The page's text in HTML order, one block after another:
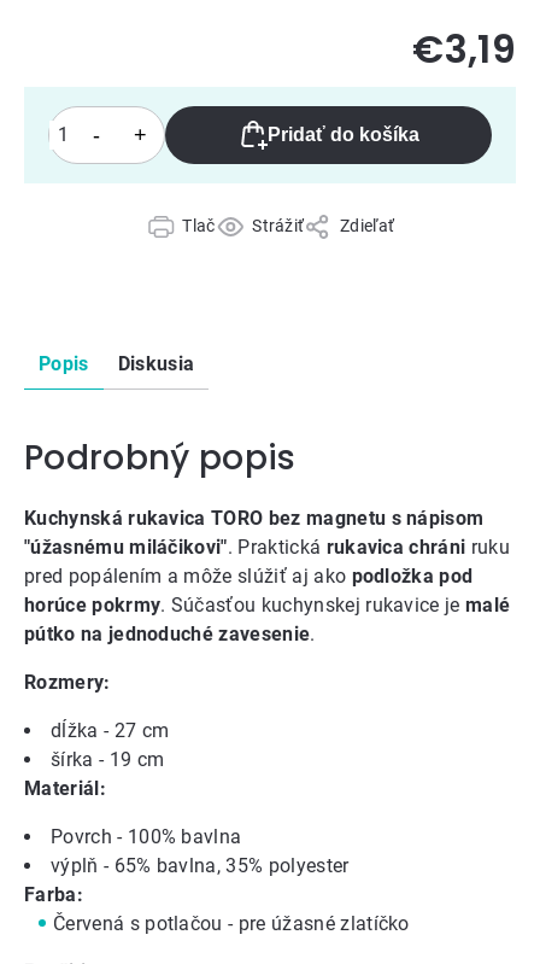
Pridať do košíka
Tlač Strážiť Zdieľať
€3,19
Popis Diskusia
Podrobný popis
Kuchynská rukavica TORO bez magnetu s nápisom
"úžasnému miláčikovi". Praktická rukavica chráni ruku
pred popálením a môže slúžiť aj ako podložka pod
horúce pokrmy. Súčasťou kuchynskej rukavice jemalé
pútko na jednoduché zavesenie.
Rozmery:
dĺžka - 27 cm
šírka - 19 cm
Materiál:
Povrch - 100% bavlna
výplň - 65% bavlna, 35% polyester
Farba:
Červená s potlačou - pre úžasné zlatíčko